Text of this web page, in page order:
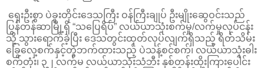
ရှေးဦးစွာ ပဲခူးတိုင်းဒေသကြီး ဝန်ကြီးချုပ် ဦးမျိုးဆွေဝင်းသည်
ပြွန်တန်ဆာမြို့ရှိ “သပြေရိပ်” လယ်ယာသုံးစက်မှု/လက်မှုလုပ်ငန်း
သို့ သွားရောက်ခဲ့ပြီး ဒေသတွင်းထုတ်လုပ်လျက်ရှိသည့် ရိတ်သိမ်း
ခြွေလှေ့စက်နှင့်တွဲဘက်ထားသည့် ပဲသန့်စင်စက်၊ လယ်ယာသုံးဓါး
စက်တုံး၊ ၃၂ လက်မ လယ်ယာသုံးသံဘီး နှစ်တန်းထိုးကြားပေါင်း